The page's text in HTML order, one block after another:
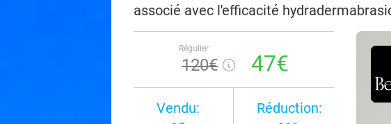
associé avec l'efficacité
Régulier
120€ 47€
Vendu:
Réduction: